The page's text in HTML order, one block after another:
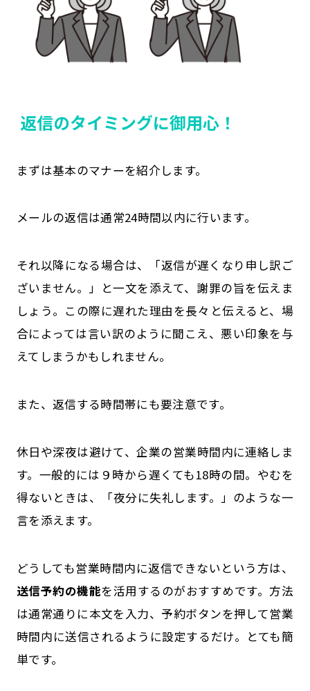
返信のタイミングに御用心！
まずは基本のマナーを紹介します。
メールの返信は通常24時間以内に行います。
それ以降になる場合は、「返信が遅くなり申し訳ご
ざいません。」と一文を添えて、謝罪の旨を伝えま
しょう。この際に遅れた理由を長々と伝えると、場
合によっては言い訳のように聞こえ、悪い印象を与
えてしまうかもしれません。
また、返信する時間帯にも要注意です。
休日や深夜は避けて、企業の営業時間内に連絡しま
す。一般的には９時から遅くても18時の間。やむを
得ないときは、「夜分に失礼します。」のような一
言を添えます。
どうしても営業時間内に返信できないという方は、
送信予約の機能を活用するのがおすすめです。方法
は通常通りに本文を入力、予約ボタンを押して営業
時間内に送信されるように設定するだけ。とても簡
単です。